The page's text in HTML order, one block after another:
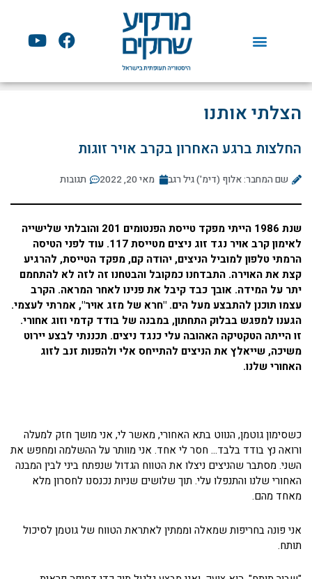
F
a
e
Y
o
t
הצלתי אותנו
החלצות ברגע האחרון בקרב אויר זוגות
שם המחבר: אלוף (דימ') גיל רגב מאי 20, 2022 תגובות
שנת 1986 הייתי מפקד טייסת הפנטומים 201 והובלתי שלישייה
לאימון קרב אויר נגד זוג ניצים מטייסת 117. עוד לפני הטיסה
הרמתי טלפון למוביל הניצים, יהודה קם, מפקד הטייסת, להרגיע
קצת את האוירה. התבדחנו כמקובל והבטחנו זה לזה לא להתחמם
יתר על המידה. אובך כבד קיבל את פנינו לאחר המראה. הקרב
עצמו תוכנן להתבצע מעל הים. "חרא של מזג אויר", אמרתי לעצמי.
הגענו למפגש בבלוק התחתון, במבנה של בודד קדמי וזוג אחורי.
זו הייתה הטקטיקה האהובה עלי כנגד ניצים. תכננתי לבצע יירוט
משיכה, שייאלץ את הניצים להתייחס אלי ולהפנות זנב לזוג
האחורי שלנו.
כשסימון גוטמן, הנווט בתא האחורי, מאשר לי, אני מושך חזק למעלה
ורואה נץ בודד בלבד… חסר לי אחד. אני מוותר על ההשלמה ומחפש את
השני. מסתבר שהניצים ניצלו את הטווח הגדול שנפתח ביני לבין המבנה
האחורי שלנו והתנפלו עלי. תוך שלושים שניות נכנסנו לחסרון מלא
מאחד מהם.
אני פונה בחריפות שמאלה וממתין לאתראת הטווח של גוטמן לסיכול
תותח.